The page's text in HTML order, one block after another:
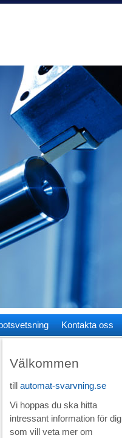
Kontakta oss
Välkommen
tillautomat-svarvning.se
Vi hoppas du ska hitta
intressant information för dig
som vill veta mer om